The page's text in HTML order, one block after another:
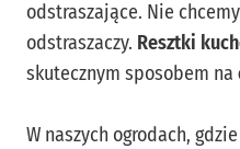
odstraszające. Nie
odstraszaczy. Resztki
skutecznym sposobem na
W naszych ogrodach, gdzie